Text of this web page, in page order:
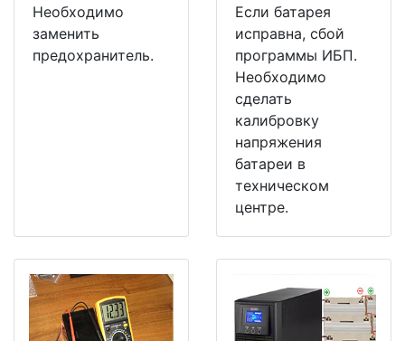
Необходимо
заменить
предохранитель.
Если батарея
исправна, сбой
программы ИБП.
Необходимо
сделать
калибровку
напряжения
батареи в
техническом
центре.